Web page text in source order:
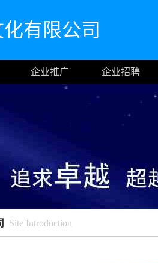
有限公司
企业推广 企业招聘
Site Introduction